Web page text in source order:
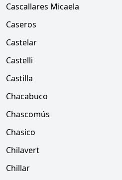
Cascallares Micaela
Caseros
Castelar
Castelli
Castilla
Chacabuco
Chascomús
Chasico
Chilavert
Chillar